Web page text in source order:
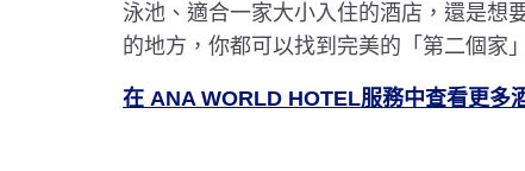
泳池、適合一家大小入住的酒店，還是想
的地方，你都可以找到完美的「第二個家
在 ANA WORLD HOTEL服務中查看更多